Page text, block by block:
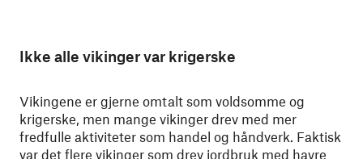
Ikke alle vikinger var krigerske
Vikingene er gjerne omtalt som voldsomme og
krigerske, men mange vikinger drev med mer
fredfulle aktiviteter som handel og håndverk. Faktisk
var det flere vikinger som drev jordbruk med havre